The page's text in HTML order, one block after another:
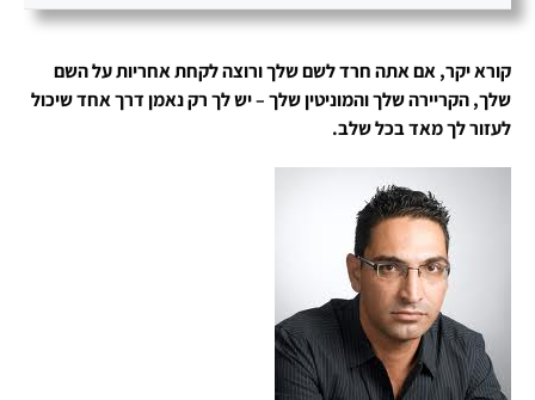
קורא יקר, אם אתה חרד לשם שלך ורוצה לקחת אחריות על השם
שלך, הקריירה שלך והמוניטין שלך – יש לך רק נאמן דרך אחד שיכול
לעזור לך מאד בכל שלב.